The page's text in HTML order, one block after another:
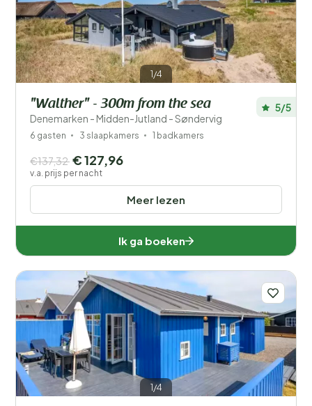
1/4
"Walther" - 300m from the sea
Denemarken - Midden-Jutland - Søndervig
5/5
6 gasten 3 slaapkamers 1 badkamers
Meer lezen
€137,32 € 127,96
v.a. prijs per nacht
Ik ga boeken
1/4